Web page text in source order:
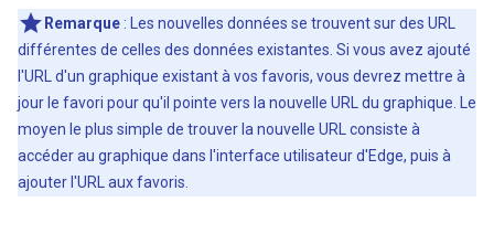
Remarque : Les nouvelles données se trouvent sur des URL
différentes de celles des données existantes. Si vous avez ajouté
l'URL d'un graphique existant à vos favoris, vous devrez mettre à
jour le favori pour qu'il pointe vers la nouvelle URL du graphique. Le
moyen le plus simple de trouver la nouvelle URL consiste à
accéder au graphique dans l'interface utilisateur d'Edge, puis à
ajouter l'URL aux favoris.